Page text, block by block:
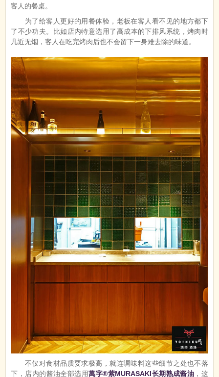
客人的餐桌。
为了给客人更好的用餐体验，老板在客人看不见的地方都下
了不少功夫。比如店内特意选用了高成本的下排风系统，烤肉时
几近无烟，客人在吃完烤肉后也不会留下一身难去除的味道。
不仅对食材品质要求极高，就连调味料这些细节之处也不落
下，店内的酱油全部选用萬字®紫MURASAKI长期熟成酱油 ，这